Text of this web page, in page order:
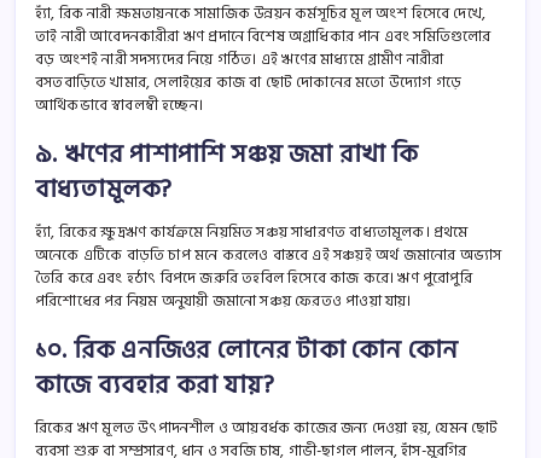
হ্যাঁ, রিক নারী ক্ষমতায়নকে সামাজিক উন্নয়ন কর্মসূচির মূল অংশ হিসেবে দেখে,
তাই নারী আবেদনকারীরা ঋণ প্রদানে বিশেষ অগ্রাধিকার পান এবং সমিতিগুলোর
বড় অংশই নারী সদস্যদের নিয়ে গঠিত। এই ঋণের মাধ্যমে গ্রামীণ নারীরা
বসতবাড়িতে খামার, সেলাইয়ের কাজ বা ছোট দোকানের মতো উদ্যোগ গড়ে
আর্থিকভাবে স্বাবলম্বী হচ্ছেন।
৯. ঋণের পাশাপাশি সঞ্চয় জমা রাখা কি
বাধ্যতামূলক?
হ্যাঁ, রিকের ক্ষুদ্রঋণ কার্যক্রমে নিয়মিত সঞ্চয় সাধারণত বাধ্যতামূলক। প্রথমে
অনেকে এটিকে বাড়তি চাপ মনে করলেও বাস্তবে এই সঞ্চয়ই অর্থ জমানোর অভ্যাস
তৈরি করে এবং হঠাৎ বিপদে জরুরি তহবিল হিসেবে কাজ করে। ঋণ পুরোপুরি
পরিশোধের পর নিয়ম অনুযায়ী জমানো সঞ্চয় ফেরতও পাওয়া যায়।
১০. রিক এনজিওর লোনের টাকা কোন কোন
কাজে ব্যবহার করা যায়?
রিকের ঋণ মূলত উৎপাদনশীল ও আয়বর্ধক কাজের জন্য দেওয়া হয়, যেমন ছোট
ব্যবসা শুরু বা সম্প্রসারণ, ধান ও সবজি চাষ, গাভী-ছাগল পালন, হাঁস-মুরগির